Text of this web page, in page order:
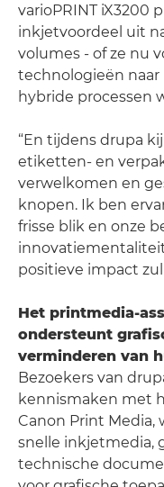
varioPRINT iX3200
inkjetvoordeel uit
volumes - of ze nu
technologieën
hybride processen
“En tijdens drupa
etiketten- en
verwelkomen en
knopen. Ik ben
frisse blik en onze
positieve impact
Het printmedia-
ondersteunt
verminderen van
Bezoekers van
kennismaken met
Canon Print Media,
snelle inkjetmedia,
technische